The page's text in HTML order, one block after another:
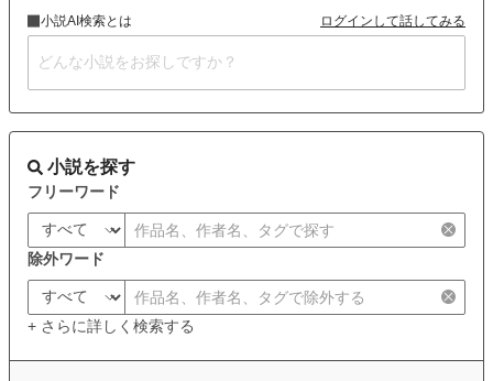
小説AI検索とは ログインして話してみる
小説を探す
フリーワード
除外ワード
+ さらに詳しく検索する